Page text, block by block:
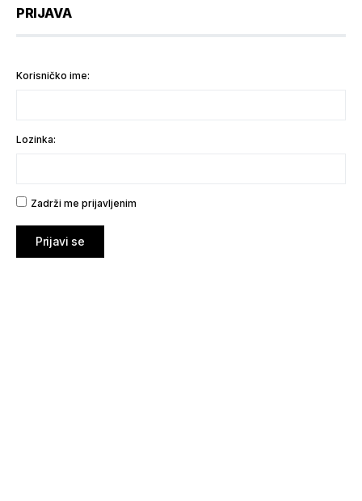
PRIJAVA
Korisničko ime:
Lozinka:
Zadrži me prijavljenim
Prijavi se